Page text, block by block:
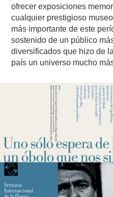
ofrecer exposiciones
cualquier prestigioso
más importante de este
sostenido de un público
diversificados que hizo de
país un universo mucho